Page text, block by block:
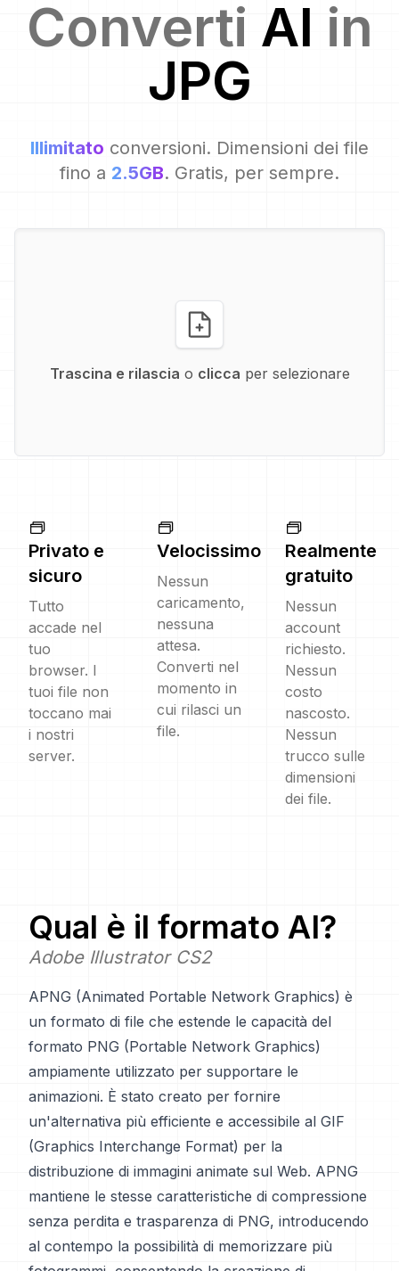
Converti AI in
JPG
Illimitato conversioni. Dimensioni dei file
fino a 2.5GB. Gratis, per sempre.
Trascina e rilascia o clicca per selezionare
Privato e
sicuro
Tutto
accade nel
tuo
browser. I
tuoi file non
toccano mai
i nostri
server.
Velocissimo
Nessun
caricamento,
nessuna
attesa.
Converti nel
momento in
cui rilasci un
file.
Realmente
gratuito
Nessun
account
richiesto.
Nessun
costo
nascosto.
Nessun
trucco sulle
dimensioni
dei file.
Qual è il formato AI?
Adobe Illustrator CS2
APNG (Animated Portable Network Graphics) è
un formato di file che estende le capacità del
formato PNG (Portable Network Graphics)
ampiamente utilizzato per supportare le
animazioni. È stato creato per fornire
un'alternativa più efficiente e accessibile al GIF
(Graphics Interchange Format) per la
distribuzione di immagini animate sul Web. APNG
mantiene le stesse caratteristiche di compressione
senza perdita e trasparenza di PNG, introducendo
al contempo la possibilità di memorizzare più